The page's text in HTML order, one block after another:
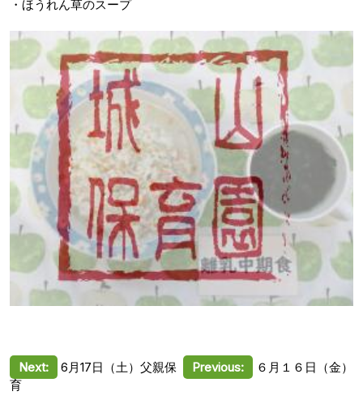
・ほうれん草のスープ
投
稿
Previous: ６月１６日（金）
Next:
6月17日（土）父親保
育